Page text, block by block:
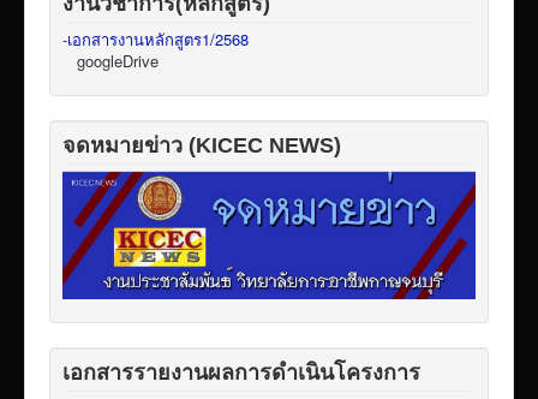
-เอกสารงานหลักสูตร1/2568
googleDrive
จดหมายข่าว (KICEC NEWS)
เอกสารรายงานผลการดำเนินโครงการ